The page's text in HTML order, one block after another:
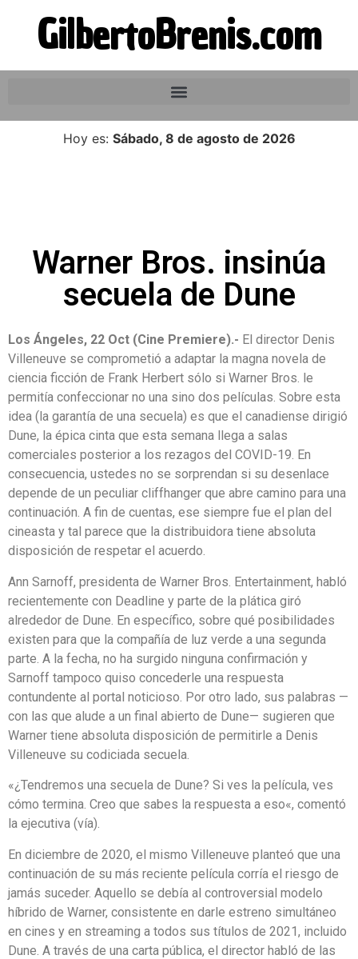
GilbertoBrenis.com
Hoy es: Sábado, 8 de agosto de 2026
Warner Bros. insinúa
secuela de Dune
Los Ángeles, 22 Oct (Cine Premiere).- El director Denis
Villeneuve se comprometió a adaptar la magna novela de
ciencia ficción de Frank Herbert sólo si Warner Bros. le
permitía confeccionar no una sino dos películas. Sobre esta
idea (la garantía de una secuela) es que el canadiense dirigió
Dune, la épica cinta que esta semana llega a salas
comerciales posterior a los rezagos del COVID-19. En
consecuencia, ustedes no se sorprendan si su desenlace
depende de un peculiar cliffhanger que abre camino para una
continuación. A fin de cuentas, ese siempre fue el plan del
cineasta y tal parece que la distribuidora tiene absoluta
disposición de respetar el acuerdo.
Ann Sarnoff, presidenta de Warner Bros. Entertainment, habló
recientemente con Deadline y parte de la plática giró
alrededor de Dune. En específico, sobre qué posibilidades
existen para que la compañía de luz verde a una segunda
parte. A la fecha, no ha surgido ninguna confirmación y
Sarnoff tampoco quiso concederle una respuesta
contundente al portal noticioso. Por otro lado, sus palabras —
con las que alude a un final abierto de Dune— sugieren que
Warner tiene absoluta disposición de permitirle a Denis
Villeneuve su codiciada secuela.
«¿Tendremos una secuela de Dune? Si ves la película, ves
cómo termina. Creo que sabes la respuesta a eso«, comentó
la ejecutiva (vía).
En diciembre de 2020, el mismo Villeneuve planteó que una
continuación de su más reciente película corría el riesgo de
jamás suceder. Aquello se debía al controversial modelo
híbrido de Warner, consistente en darle estreno simultáneo
en cines y en streaming a todos sus títulos de 2021, incluido
Dune. A través de una carta pública, el director habló de las